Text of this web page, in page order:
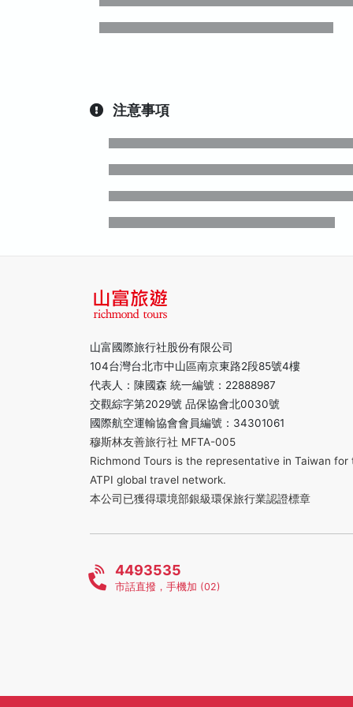
注意事項
山富國際旅行社股份有限公司
104台灣台北市中山區南京東路2段85號4樓
代表人：陳國森 統一編號：22888987
交觀綜字第2029號 品保協會北0030號
國際航空運輸協會會員編號：34301061
穆斯林友善旅行社 MFTA-005
Richmond Tours is the representative in Taiwan for
ATPI global travel network.
本公司已獲得環境部銀級環保旅行業認證標章
4493535
市話直撥，手機加 (02)